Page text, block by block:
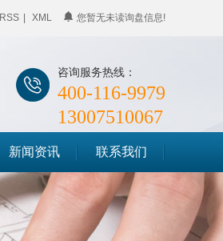
您暂无未读询盘信息!
RSS XML
咨询服务热线：
400-116-9979
13007510067
新闻资讯
企业动态
行业聚焦
联系我们